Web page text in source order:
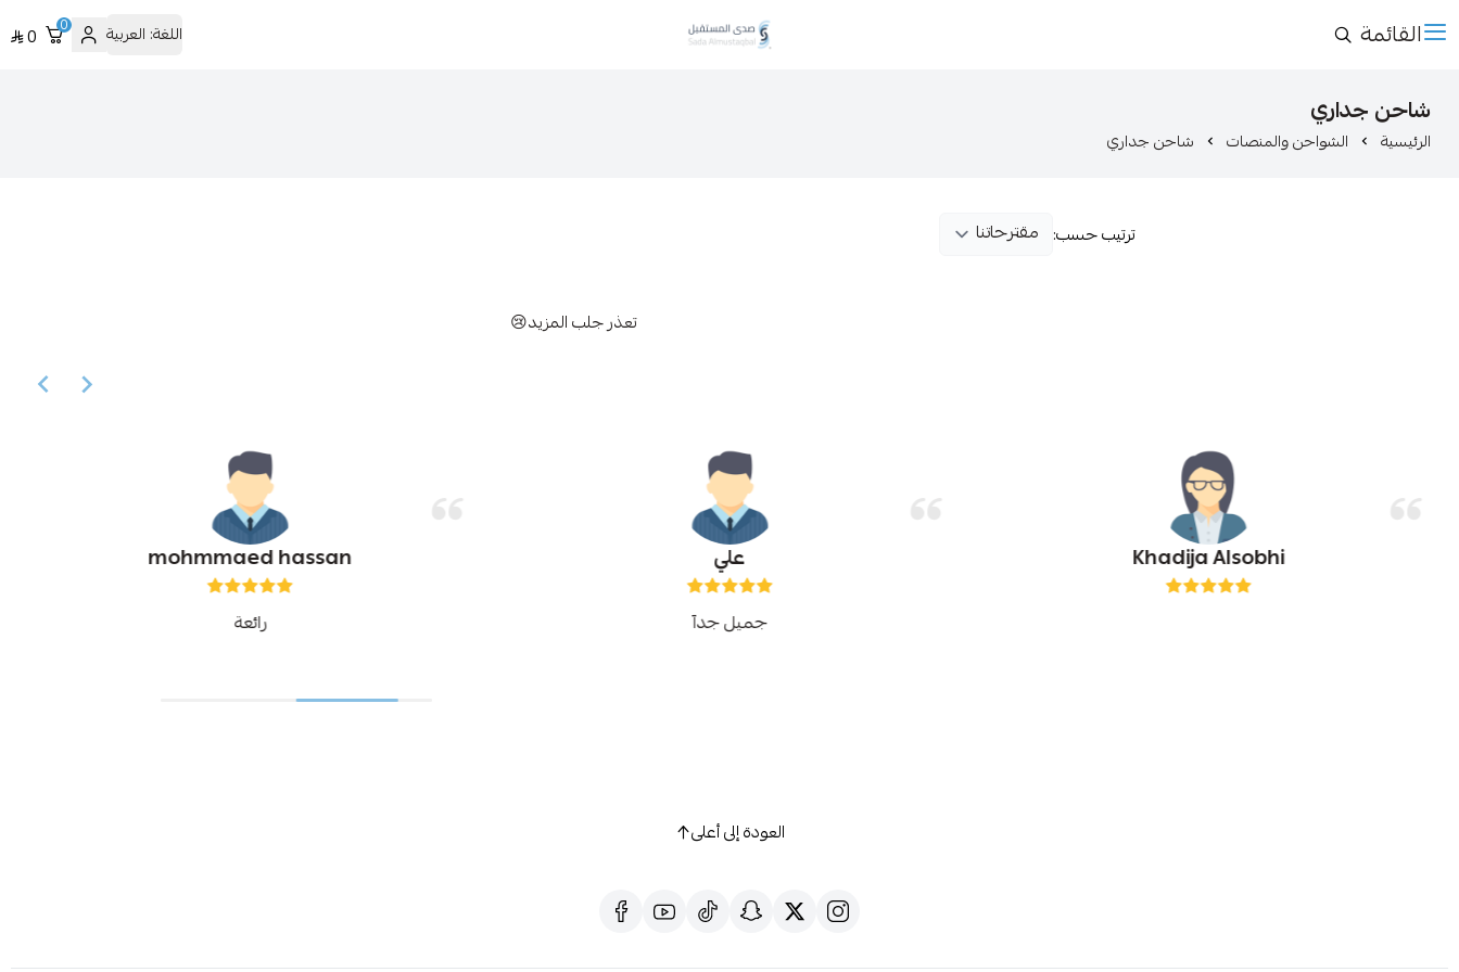
القائمة صدى المستقبل اللغة: العربية 0
0
شاحن جداري
الرئيسية الشواحن والمنصات شاحن جداري
ترتيب حسب:
تعذر جلب المزيد😢
Khadija Alsobhi علي
جميل جدآ
mohmmaed hassan
رائعة
العودة إلى أعلى